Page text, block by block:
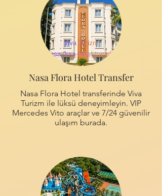
Nasa Flora Hotel Transfer
Nasa Flora Hotel transferinde Viva
Turizm ile lüksü deneyimleyin. VIP
Mercedes Vito araçlar ve 7/24 güvenilir
ulaşım burada.